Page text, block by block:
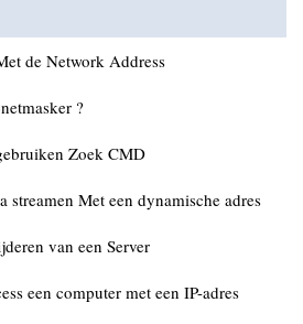
de Network Address
?
Zoek CMD
streamen Met een dynamische adres
van een Server
een computer met een IP-adres